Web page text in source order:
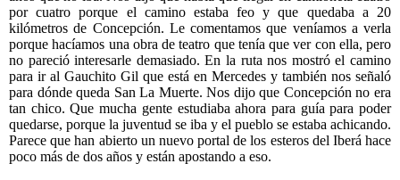
por cuatro porque el camino estaba feo y que quedaba a 20
kilómetros de Concepción. Le comentamos que veníamos a verla
porque hacíamos una obra de teatro que tenía que ver con ella, pero
no pareció interesarle demasiado. En la ruta nos mostró el camino
para ir al Gauchito Gil que está en Mercedes y también nos señaló
para dónde queda San La Muerte. Nos dijo que Concepción no era
tan chico. Que mucha gente estudiaba ahora para guía para poder
quedarse, porque la juventud se iba y el pueblo se estaba achicando.
Parece que han abierto un nuevo portal de los esteros del Iberá hace
poco más de dos años y están apostando a eso.